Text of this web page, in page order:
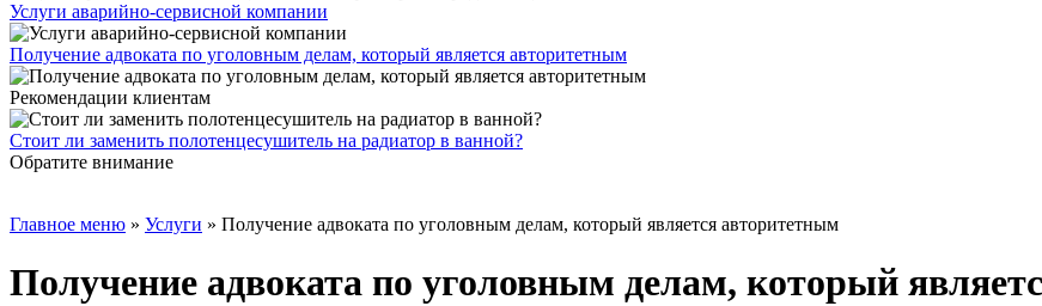
Услуги аварийно-сервисной компании
Получение адвоката по уголовным делам, который является авторитетным
Рекомендации клиентам
Стоит ли заменить полотенцесушитель на радиатор в ванной?
Обратите внимание
Главное меню » Услуги » Получение адвоката по уголовным делам, который является авторитетным
Получение адвоката по уголовным делам, который